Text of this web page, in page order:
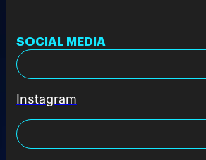
SOCIAL MEDIA
Instagram